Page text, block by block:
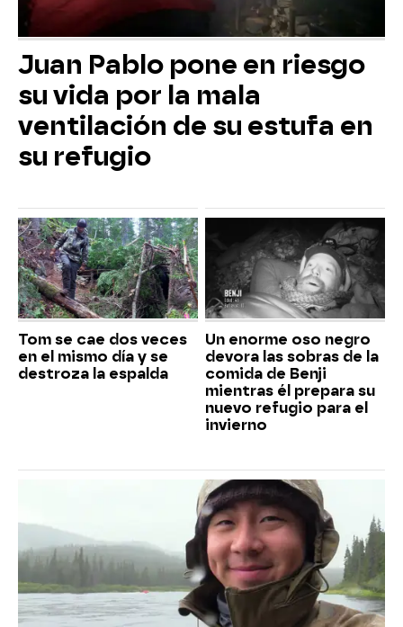
Juan Pablo pone en riesgo
su vida por la mala
ventilación de su estufa en
su refugio
Tom se cae dos veces
en el mismo día y se
destroza la espalda
Un enorme oso negro
devora las sobras de la
comida de Benji
mientras él prepara su
nuevo refugio para el
invierno